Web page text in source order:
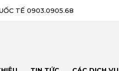
TẾ 0903.0905.68